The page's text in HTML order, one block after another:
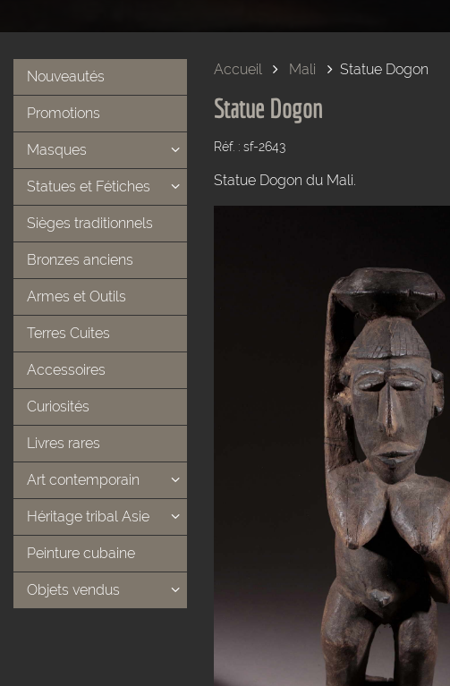
Nouveautés
Promotions
Masques
Statues et Fétiches
Sièges traditionnels
Bronzes anciens
Armes et Outils
Terres Cuites
Accessoires
Curiosités
Livres rares
Art contemporain
Héritage tribal Asie
Peinture cubaine
Objets vendus
Accueil Mali Statue Dogon
Statue Dogon
Réf. : sf-2643
Statue Dogon du Mali.